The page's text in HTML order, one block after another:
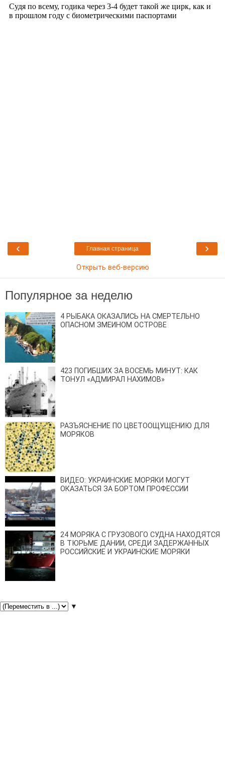
‹ ›
Главная страница
Открыть веб-версию
Популярное за неделю
4 РЫБАКА ОКАЗАЛИСЬ НА СМЕРТЕЛЬНО
ОПАСНОМ ЗМЕИНОМ ОСТРОВЕ
423 ПОГИБШИХ ЗА ВОСЕМЬ МИНУТ: КАК
ТОНУЛ «АДМИРАЛ НАХИМОВ»
РАЗЪЯСНЕНИЕ ПО ЦВЕТООЩУЩЕНИЮ ДЛЯ
МОРЯКОВ
ВИДЕО: УКРАИНСКИЕ МОРЯКИ МОГУТ
ОКАЗАТЬСЯ ЗА БОРТОМ ПРОФЕССИИ
24 МОРЯКА С ГРУЗОВОГО СУДНА НАХОДЯТСЯ
В ТЮРЬМЕ ДАНИИ, СРЕДИ ЗАДЕРЖАННЫХ
РОССИЙСКИЕ И УКРАИНСКИЕ МОРЯКИ
▼